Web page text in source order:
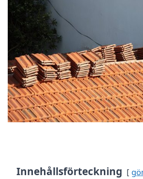
Innehållsförteckning